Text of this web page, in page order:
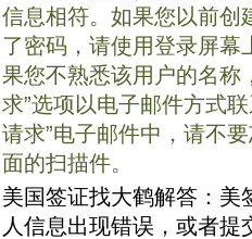
信息相符。如果您以前创
了密码，请使用登录屏幕
果您不熟悉该用户的名称
求”选项以电子邮件方式
请求”电子邮件中，请不
面的扫描件。
美国签证找大鹤解答：美
人信息出现错误，或者